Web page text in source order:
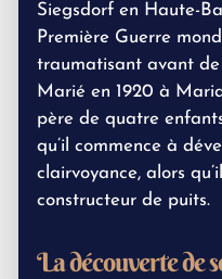
Siegsdorf en Haute-
Première Guerre
traumatisant avant
Marié en 1920 à
père de quatre
qu’il commence à
clairvoyance, alors
constructeur de puits.
La découverte de